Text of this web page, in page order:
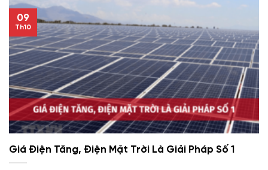
Giá Điện Tăng, Điện Mặt Trời Là Giải Pháp Số 1
09
Th10